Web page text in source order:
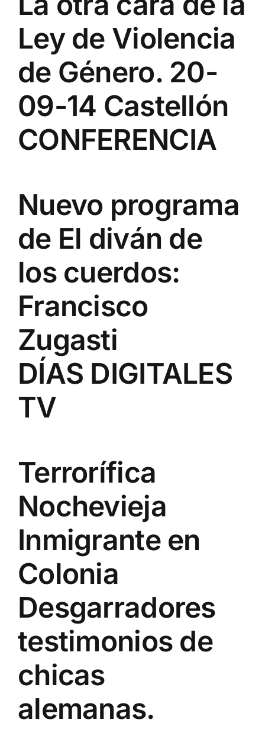
Ley de Violencia
de Género. 20-
09-14 Castellón
CONFERENCIA
Nuevo programa
de El diván de
los cuerdos:
Francisco
Zugasti
DÍAS DIGITALES
TV
Terrorífica
Nochevieja
Inmigrante en
Colonia
Desgarradores
testimonios de
chicas
alemanas.